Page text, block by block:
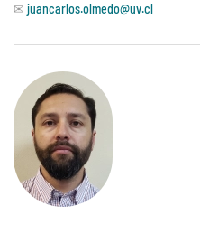
✉ juancarlos.olmedo@uv.cl